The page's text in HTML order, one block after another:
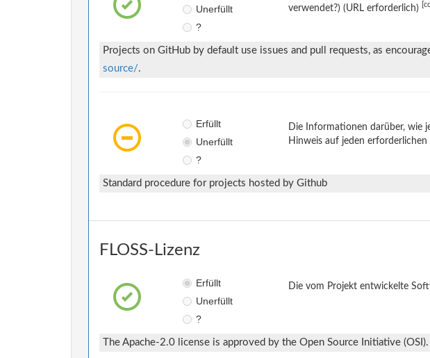
Unerfüllt
?
verwendet?) (URL erforderlich)
Projects on GitHub by default use issues and pull requests, as
source/.
Erfüllt
Unerfüllt
?
Die Informationen darüber, wie
Hinweis auf jeden
Standard procedure for projects hosted by Github
FLOSS-Lizenz
Erfüllt
Unerfüllt
?
Die vom Projekt entwickelte
The Apache-2.0 license is approved by the Open Source Initiative (OSI).